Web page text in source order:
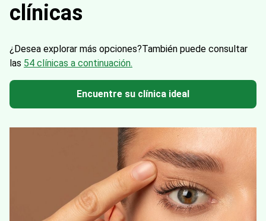
clínicas
¿Desea explorar más opciones?También puede consultar
las 54 clínicas a continuación.
Encuentre su clínica ideal